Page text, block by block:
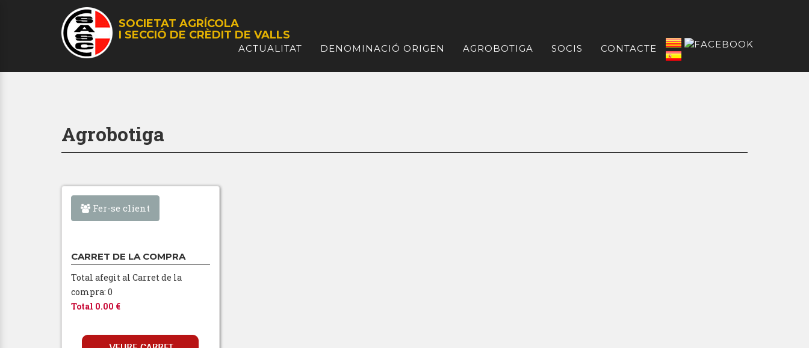
SOCIETAT AGRÍCOLA
I SECCIÓ DE CRÈDIT DE VALLS
ACTUALITAT DENOMINACIÓ ORIGEN AGROBOTIGA SOCIS CONTACTE
Agrobotiga
Fer-se client
CARRET DE LA COMPRA
Total afegit al Carret de la
compra: 0
Total 0.00 €